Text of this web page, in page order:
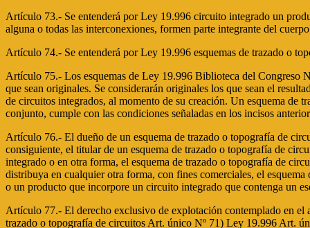
Artículo 73.- Se entenderá por Ley 19.996 circuito integrado un
alguna o todas las interconexiones, formen parte integrante del
Artículo 74.- Se entenderá por Ley 19.996 esquemas de trazado o
Artículo 75.- Los esquemas de Ley 19.996 Biblioteca del Congreso
que sean originales. Se considerarán originales los que sean el
de circuitos integrados, al momento de su creación. Un esquema de
conjunto, cumple con las condiciones señaladas en los incisos
Artículo 76.- El dueño de un esquema de trazado o topografía de
consiguiente, el titular de un esquema de trazado o topografía de
integrado o en otra forma, el esquema de trazado o topografía de
distribuya en cualquier otra forma, con fines comerciales, el
o un producto que incorpore un circuito integrado que contenga un
Artículo 77.- El derecho exclusivo de explotación contemplado en el
trazado o topografía de circuitos Art. único Nº 71) Ley 19.996 Art.